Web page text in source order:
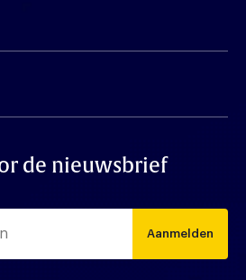
de nieuwsbrief
Aanmelden